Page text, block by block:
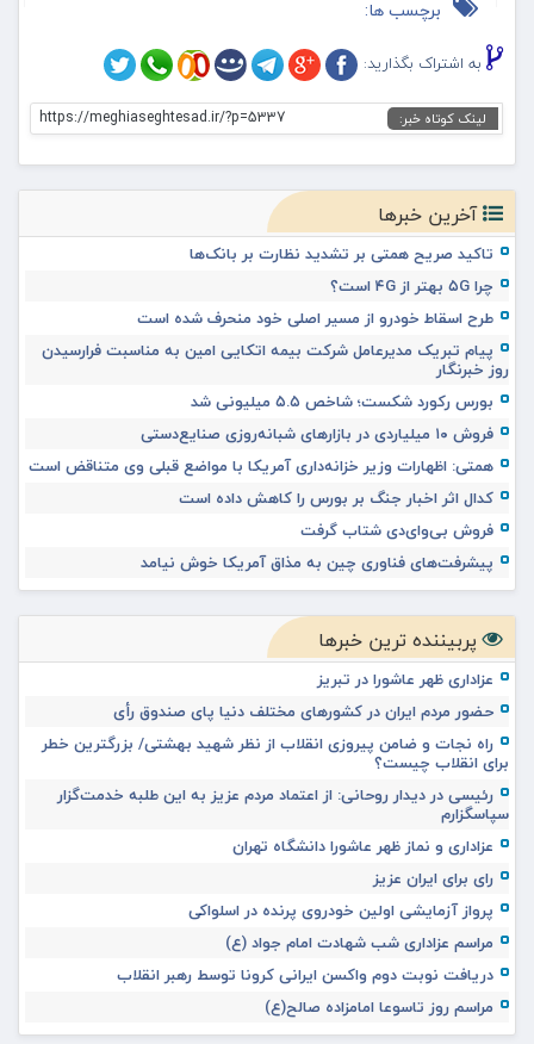
برچسب ها:
به اشتراک بگذارید:
لینک کوتاه خبر: https://meghiaseghtesad.ir/?p=5337
آخرین خبرها
تاکید صریح همتی بر تشدید نظارت بر بانک‌ها
چرا ۵G بهتر از ۴G است؟
طرح اسقاط خودرو از مسیر اصلی خود منحرف شده است
پیام تبریک مدیرعامل شرکت بیمه اتکایی امین به مناسبت فرارسیدن
روز خبرنگار
بورس رکورد شکست؛ شاخص ۵.۵ میلیونی شد
فروش ۱۰ میلیاردی در بازارهای شبانه‌روزی صنایع‌دستی
همتی: اظهارات وزیر خزانه‌داری آمریکا با مواضع قبلی وی متناقض است
کدال اثر اخبار جنگ بر بورس را کاهش داده است
فروش بی‌وای‌دی شتاب گرفت
پیشرفت‌های فناوری چین به مذاق آمریکا خوش نیامد
پربیننده ترین خبرها
عزاداری ظهر عاشورا در تبریز
حضور مردم ایران در کشورهای مختلف دنیا پای صندوق رأی
راه نجات و ضامن پیروزی انقلاب از نظر شهید بهشتی/ بزرگترین خطر
برای انقلاب چیست؟
رئیسی در دیدار روحانی: از اعتماد مردم عزیز به این طلبه خدمت‌گزار
سپاسگزارم
عزاداری و نماز ظهر عاشورا دانشگاه تهران
رای برای ایران عزیز
پرواز آزمایشی اولین خودروی پرنده در اسلواکی
مراسم عزاداری شب شهادت امام جواد (ع)
دریافت نوبت دوم واکسن ایرانی کرونا توسط رهبر انقلاب
مراسم روز تاسوعا امامزاده صالح(ع)